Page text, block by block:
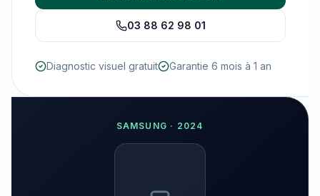
03 88 62 98 01
Diagnostic visuel gratuit Garantie 6 mois à 1 an
SAMSUNG · 2024